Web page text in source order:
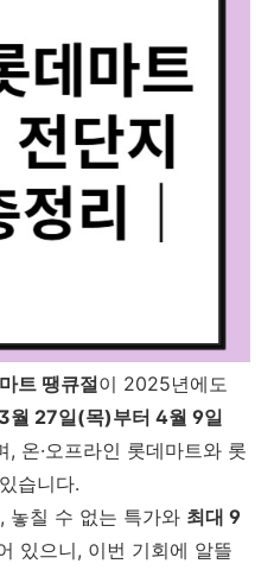
트 땡큐절이 2025년에도
3월 27일(목)부터 4월 9일
, 온·오프라인 롯데마트와 롯
습니다.
놓칠 수 없는 특가와 최대 9
있으니, 이번 기회에 알뜰